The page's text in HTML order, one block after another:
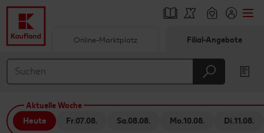
Hauptinhalt
Footer
Online-Marktplatz Filial-Angebote
Aktuelle Woche
Heute Fr.07.08. Sa.08.08. Mo.10.08. Di.11.08.